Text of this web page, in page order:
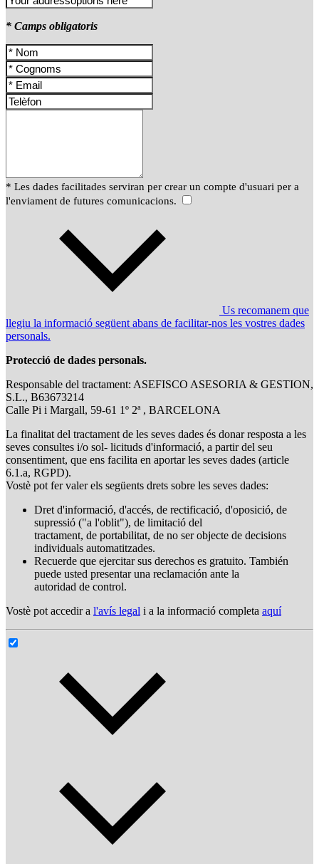
* Camps obligatoris
* Les dades facilitades serviran per crear un compte d'usuari per a
l'enviament de futures comunicacions.
Us recomanem que
llegiu la informació següent abans de facilitar-nos les vostres dades
personals.
Protecció de dades personals.
Responsable del tractament: ASEFISCO ASESORIA & GESTION,
S.L., B63673214
Calle Pi i Margall, 59-61 1º 2ª , BARCELONA
La finalitat del tractament de les seves dades és donar resposta a les
seves consultes i/o sol- licituds d'informació, a partir del seu
consentiment, que ens facilita en aportar les seves dades (article
6.1.a, RGPD).
Vostè pot fer valer els següents drets sobre les seves dades:
Dret d'informació, d'accés, de rectificació, d'oposició, de
supressió ("a l'oblit"), de limitació del
tractament, de portabilitat, de no ser objecte de decisions
individuals automatitzades.
Recuerde que ejercitar sus derechos es gratuito. También
puede usted presentar una reclamación ante la
autoridad de control.
Vostè pot accedir a l'avís legal i a la informació completa aquí